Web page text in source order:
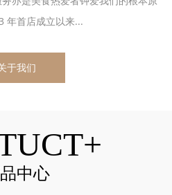
年首店成立以来...
于我们
中心